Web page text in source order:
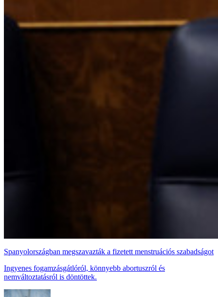
Spanyolországban megszavazták a fizetett menstruációs szabadságot
Ingyenes fogamzásgátlóról, könnyebb abortuszról és
nemváltoztatásról is döntöttek.